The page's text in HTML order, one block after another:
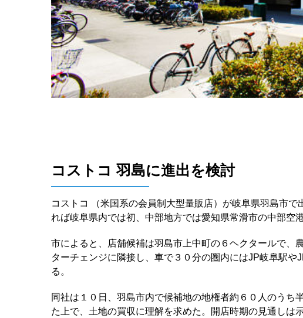
コストコ 羽島に進出を検討
コストコ （米国系の会員制大型量販店）が岐阜県羽島市
れば岐阜県内では初、中部地方では愛知県常滑市の中部空
市によると、店舗候補は羽島市上中町の６ヘクタールで、
ターチェンジに隣接し、車で３０分の圏内にはJP岐阜駅
る。
同社は１０日、羽島市内で候補地の地権者約６０人のう
た上で、土地の買収に理解を求めた。開店時期の見通しは